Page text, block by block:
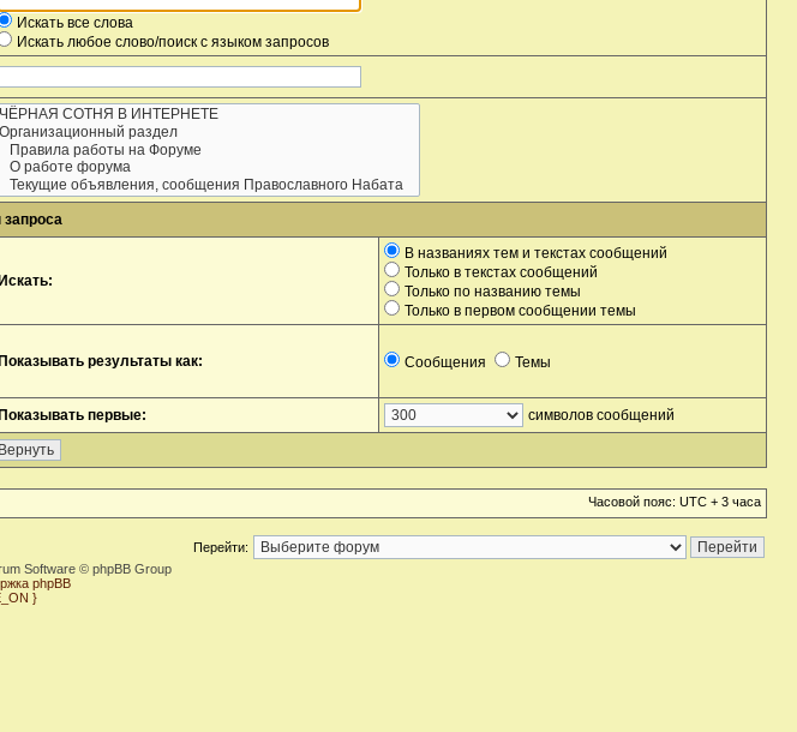
Искать все слова
Искать любое слово/поиск с языком запросов
Искать:
В названиях тем и текстах сообщений
Только в текстах сообщений
Только по названию темы
Только в первом сообщении темы
Показывать результаты как: Сообщения Темы
Показывать первые: символов сообщений
Часовой пояс: UTC + 3 часа
Перейти:
Software © phpBB Group
phpBB
}